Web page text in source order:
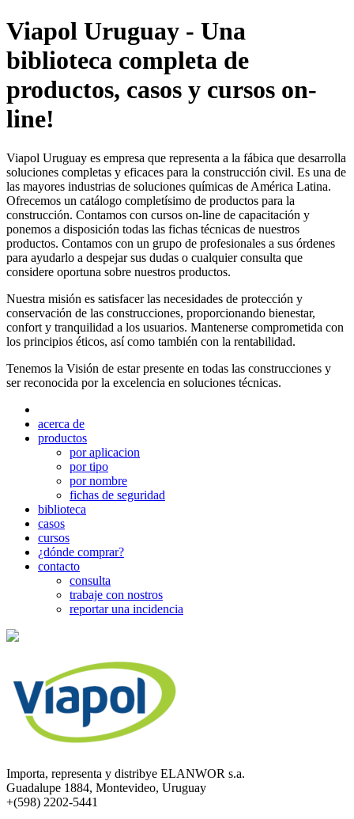
Viapol Uruguay - Una
biblioteca completa de
productos, casos y cursos on-
line!
Viapol Uruguay es empresa que representa a la fábica que desarrolla
soluciones completas y eficaces para la construcción civil. Es una de
las mayores industrias de soluciones químicas de América Latina.
Ofrecemos un catálogo completísimo de productos para la
construcción. Contamos con cursos on-line de capacitación y
ponemos a disposición todas las fichas técnicas de nuestros
productos. Contamos con un grupo de profesionales a sus órdenes
para ayudarlo a despejar sus dudas o cualquier consulta que
considere oportuna sobre nuestros productos.
Nuestra misión es satisfacer las necesidades de protección y
conservación de las construcciones, proporcionando bienestar,
confort y tranquilidad a los usuarios. Mantenerse comprometida con
los principios éticos, así como también con la rentabilidad.
Tenemos la Visión de estar presente en todas las construcciones y
ser reconocida por la excelencia en soluciones técnicas.
acerca de
productos
por aplicacion
por tipo
por nombre
fichas de seguridad
biblioteca
casos
cursos
¿dónde comprar?
contacto
consulta
trabaje con nostros
reportar una incidencia
Importa, representa y distribye ELANWOR s.a.
Guadalupe 1884, Montevideo, Uruguay
+(598) 2202-5441